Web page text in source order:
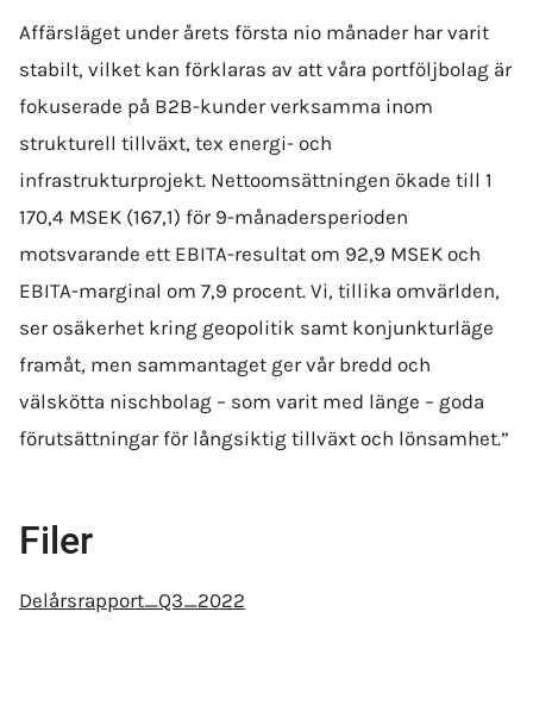
Affärsläget under årets första nio månader har varit
stabilt, vilket kan förklaras av att våra portföljbolag är
fokuserade på B2B-kunder verksamma inom
strukturell tillväxt, tex energi- och
infrastrukturprojekt. Nettoomsättningen ökade till 1
170,4 MSEK (167,1) för 9-månadersperioden
motsvarande ett EBITA-resultat om 92,9 MSEK och
EBITA-marginal om 7,9 procent. Vi, tillika omvärlden,
ser osäkerhet kring geopolitik samt konjunkturläge
framåt, men sammantaget ger vår bredd och
välskötta nischbolag – som varit med länge – goda
förutsättningar för långsiktig tillväxt och lönsamhet.”
Filer
Delårsrapport_Q3_2022